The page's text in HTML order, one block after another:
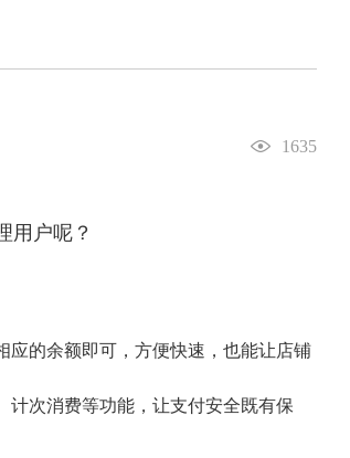
1635
应的余额即可，方便快速，也能让店铺
计次消费等功能，让支付安全既有保